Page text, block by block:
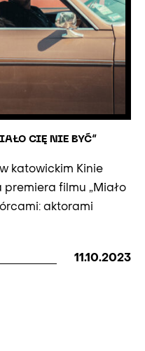
CIĘ NIE BYĆ”
katowickim Kinie
filmu „Miało
aktorami
11.10.2023